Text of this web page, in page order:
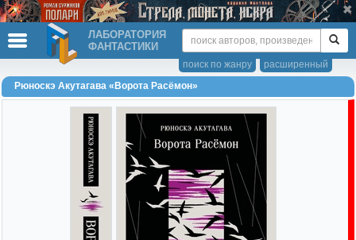
ЛАБОРАТОРИЯ
ФАНТАСТИКИ
расширенный
поиск по жанру
Рюноскэ Акутагава «Ворота Расёмон»